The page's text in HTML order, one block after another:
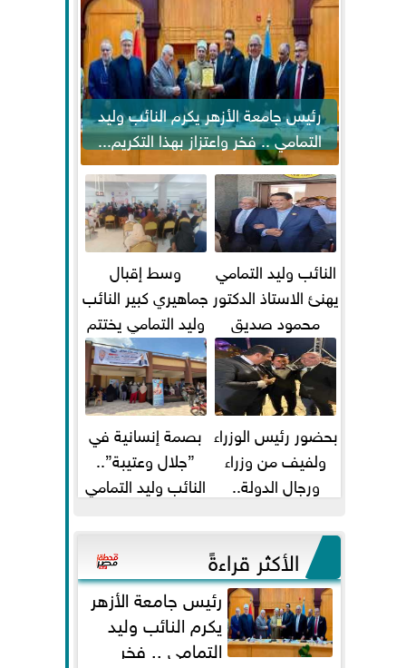
رئيس جامعة الأزهر يكرم النائب وليد
التمامي .. فخر واعتزاز بهذا التكريم...
النائب وليد التمامي
يهنئ الاستاذ الدكتور
محمود صديق
تكليفة قائم باعمال
...
وسط إقبال
جماهيري كبير النائب
وليد التمامي يختتم
أضخم قافلة طبية
مجانية...
بحضور رئيس الوزراء
ولفيف من وزراء
ورجال الدولة..
ومحمد...
بصمة إنسانية في
”جلال وعتيبة”..
النائب وليد التمامي
شيحة يداويان...
الأكثر قراءةً
رئيس جامعة الأزهر
يكرم النائب وليد
التمامي .. فخر